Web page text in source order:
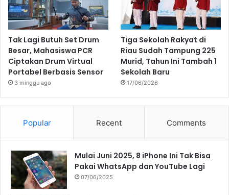
Tak Lagi Butuh Set Drum
Besar, Mahasiswa PCR
Ciptakan Drum Virtual
Portabel Berbasis Sensor
3 minggu ago
Tiga Sekolah Rakyat di
Riau Sudah Tampung 225
Murid, Tahun Ini Tambah 1
Sekolah Baru
17/06/2026
Popular Recent Comments
Mulai Juni 2025, 8 iPhone Ini Tak Bisa
Pakai WhatsApp dan YouTube Lagi
07/06/2025